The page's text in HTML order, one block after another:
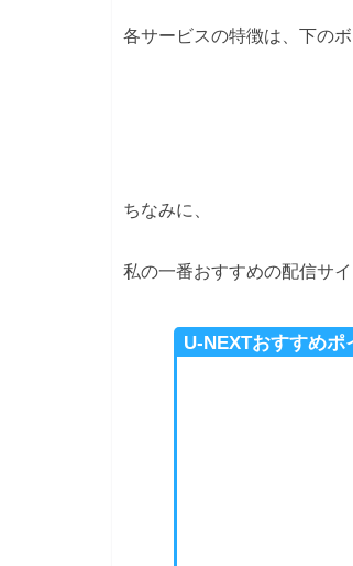
各サービスの特徴は、下のボ
ちなみに、
私の一番おすすめの配信サ
U-NEXTおすすめポ